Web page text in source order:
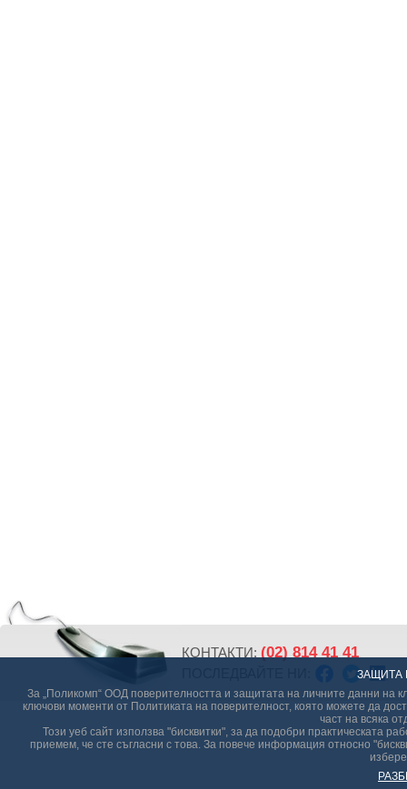
ЗАЩИТА
За „Поликомп“ ООД поверителността и защитата на личните данни на
ключови моменти от Политиката на поверителност, която можете да
част на всяка
Този уеб сайт използва "бисквитки", за да подобри практическата
приемем, че сте съгласни с това. За повече информация относно
КОНТАКТИ: (02) 814 41 41